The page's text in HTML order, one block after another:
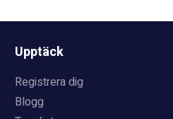
Upptäck
Registrera dig
Blogg